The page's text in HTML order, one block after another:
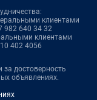
клиентами
982 640 34 32
клиентами
402 4056
за достоверность
объявлениях.